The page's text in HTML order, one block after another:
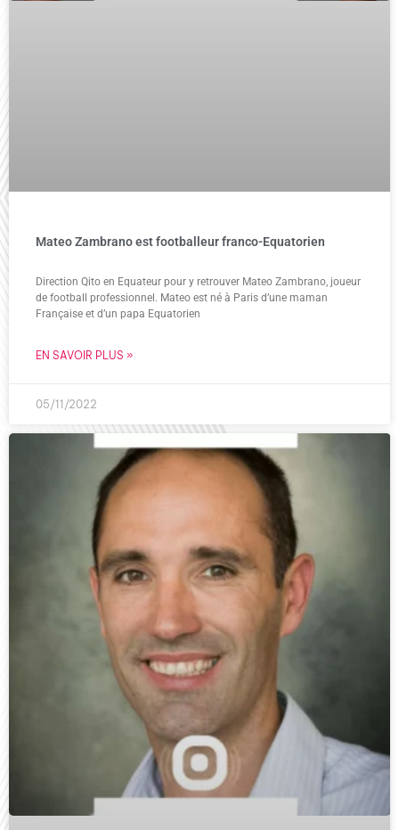
Mateo Zambrano est footballeur franco-Equatorien
Direction Qito en Equateur pour y retrouver Mateo Zambrano, joueur
de football professionnel. Mateo est né à Paris d’une maman
Française et d’un papa Equatorien
EN SAVOIR PLUS »
05/11/2022